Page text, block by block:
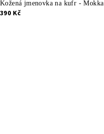
Kožená jmenovka na kufr - Mokka
390 Kč